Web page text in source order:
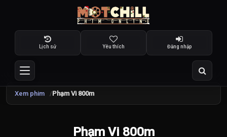
Lịch sử Yêu thích Đăng nhập
Xem phim Phạm Vi 800m
Phạm Vi 800m